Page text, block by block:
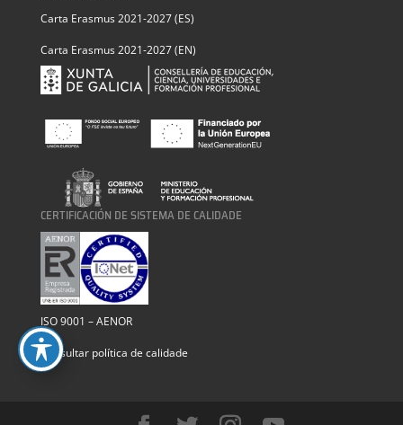
Carta Erasmus 2021-2027 (ES)
Carta Erasmus 2021-2027 (EN)
CERTIFICACIÓN DE SISTEMA DE CALIDADE
ISO 9001 – AENOR
Consultar política de calidade